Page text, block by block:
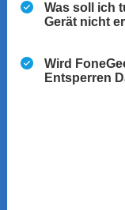
Was soll ich
Gerät nicht
Wird
Entsperren